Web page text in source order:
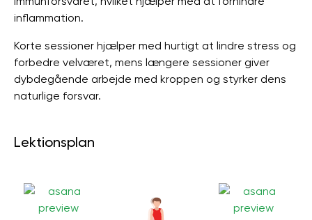
inflammation.
Korte sessioner hjælper med hurtigt at lindre stress og
forbedre velværet, mens længere sessioner giver
dybdegående arbejde med kroppen og styrker dens
naturlige forsvar.
Lektionsplan